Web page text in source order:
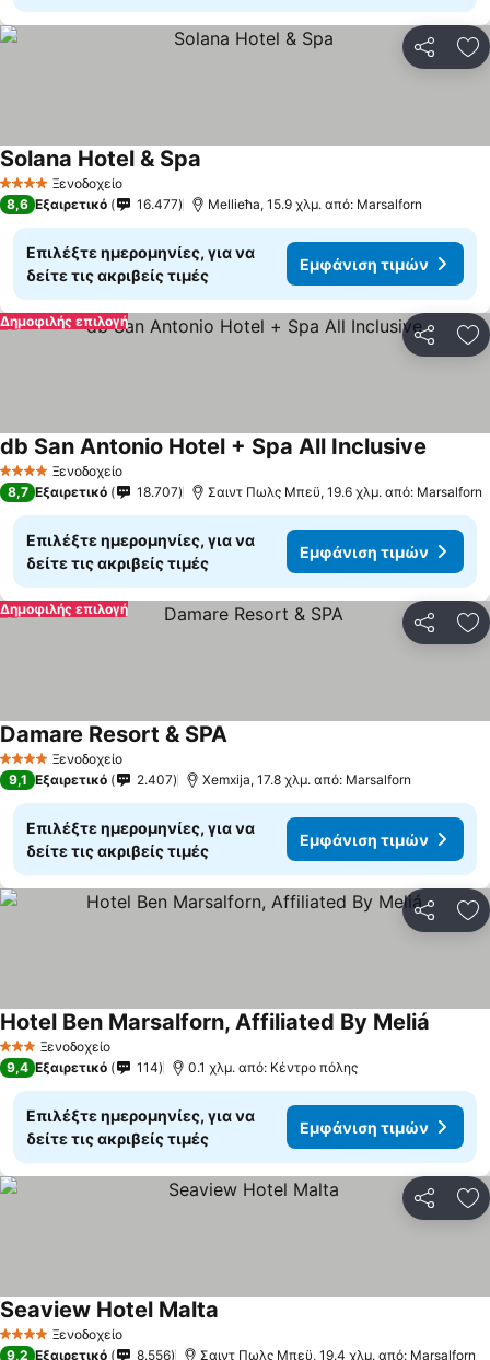
4 ΑστέριαΞενοδοχείο
Solana Hotel & Spa
8,6 Εξαιρετικό 16.477 Mellieħa, 15.9 χλμ. από: Marsalforn
Επιλέξτε ημερομηνίες, για να
δείτε τις ακριβείς τιμές
Εμφάνιση τιμών
Δημοφιλής επιλογή
4 ΑστέριαΞενοδοχείο
db San Antonio Hotel + Spa All Inclusive
8,7 Εξαιρετικό 18.707 Σαιντ Πωλς Μπεϋ, 19.6 χλμ. από: Marsalforn
Επιλέξτε ημερομηνίες, για να
δείτε τις ακριβείς τιμές
Εμφάνιση τιμών
Δημοφιλής επιλογή
4 ΑστέριαΞενοδοχείο
Damare Resort & SPAΕμφάνιση τιμών
9,1 Εξαιρετικό 2.407 Xemxija, 17.8 χλμ. από: Marsalforn
Επιλέξτε ημερομηνίες, για να
δείτε τις ακριβείς τιμές
Εμφάνιση τιμών
3 ΑστέριαΞενοδοχείο
Hotel Ben Marsalforn, Affiliated By Meliá
9,4 Εξαιρετικό 114 0.1 χλμ. από: Κέντρο πόλης
Επιλέξτε ημερομηνίες, για να
δείτε τις ακριβείς τιμές
Εμφάνιση τιμών
4 ΑστέριαΞενοδοχείο
Seaview Hotel Malta
9,2 Εξαιρετικό 8.556 Σαιντ Πωλς Μπεϋ, 19.4 χλμ. από: Marsalforn